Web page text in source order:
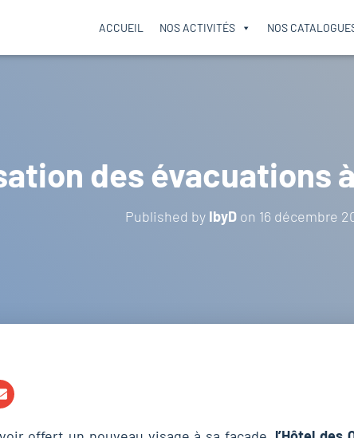
ACCUEIL NOS ACTIVITÉS NOS
des évacuations à
Published by IbyD on 16 décembre